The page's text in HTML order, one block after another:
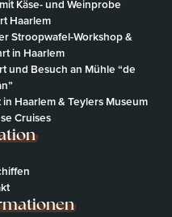
Käse- und Weinprobe
Haarlem
Stroopwafel-Workshop &
in Haarlem
und Besuch an Mühle “de
Haarlem & Teylers Museum
Cruises